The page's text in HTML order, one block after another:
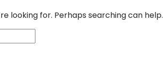
looking for. Perhaps searching can help.